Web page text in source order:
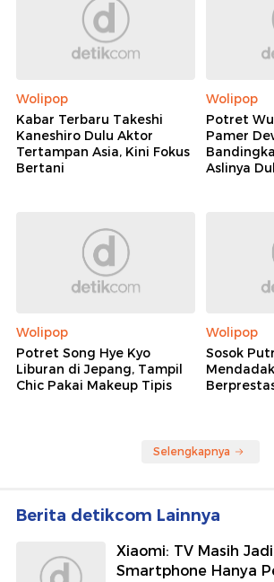
Wolipop
Kabar Terbaru Takeshi
Kaneshiro Dulu Aktor
Tertampan Asia, Kini Fokus
Bertani
Wolipop
Potret
Pamer
Aslinya
Wolipop
Potret Song Hye Kyo
Liburan di Jepang, Tampil
Chic Pakai Makeup Tipis
Wolipop
Sosok
Selengkapnya
Berita detikcom Lainnya
Xiaomi: TV Masih
Smartphone Hanya